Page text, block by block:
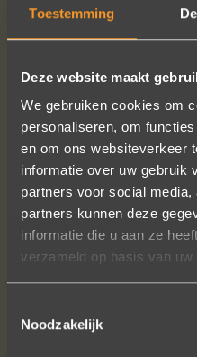
Toestemming
Deze website maakt
We gebruiken cookies om
personaliseren, om
en om ons websiteverkeer
informatie over uw gebruik
partners voor social
partners kunnen deze
informatie die u aan ze
verzameld op basis van uw
Noodzakelijk
Wat een
zijn gewoon
tegelijk. Héél
het echt zijn ze
op
contact met je